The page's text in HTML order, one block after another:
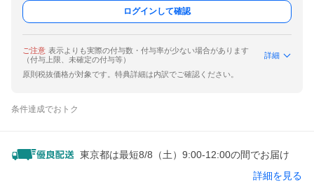
ログインして確認
ご注意 表示よりも実際の付与数・付与率が少ない場合があります
（付与上限、未確定の付与等）
詳細
原則税抜価格が対象です。特典詳細は内訳でご確認ください。
条件達成でおトク
東京都は最短8/8（土）9:00-12:00の間でお届け
詳細を見る